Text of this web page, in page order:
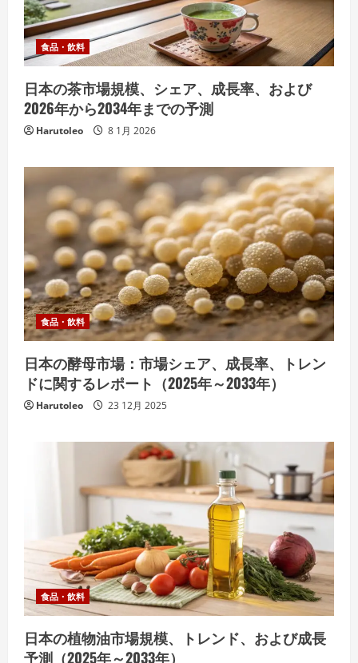
食品・飲料
日本の茶市場規模、シェア、成長率、および
2026年から2034年までの予測
Harutoleo 8 1月 2026
食品・飲料
日本の酵母市場：市場シェア、成長率、トレン
ドに関するレポート（2025年～2033年）
Harutoleo 23 12月 2025
食品・飲料
日本の植物油市場規模、トレンド、および成長
予測（2025年～2033年）